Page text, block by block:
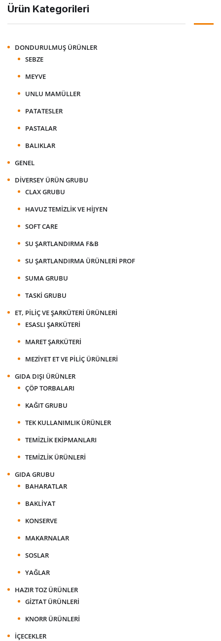
Ürün Kategorileri
DONDURULMUŞ ÜRÜNLER
SEBZE
MEYVE
UNLU MAMÜLLER
PATATESLER
PASTALAR
BALIKLAR
GENEL
DIVERSEY ÜRÜN GRUBU
CLAX GRUBU
HAVUZ TEMIZLIK VE HIJYEN
SOFT CARE
SU ŞARTLANDIRMA F&B
SU ŞARTLANDIRMA ÜRÜNLERI PROF
SUMA GRUBU
TASKI GRUBU
ET, PILIÇ VE ŞARKÜTERI ÜRÜNLERI
ESASLI ŞARKÜTERI
MARET ŞARKÜTERI
MEZIYET ET VE PILIÇ ÜRÜNLERI
GIDA DIŞI ÜRÜNLER
ÇÖP TORBALARI
KAĞIT GRUBU
TEK KULLANIMLIK ÜRÜNLER
TEMIZLIK EKIPMANLARI
TEMIZLIK ÜRÜNLERI
GIDA GRUBU
BAHARATLAR
BAKLIYAT
KONSERVE
MAKARNALAR
SOSLAR
YAĞLAR
HAZIR TOZ ÜRÜNLER
GIZTAT ÜRÜNLERI
KNORR ÜRÜNLERI
İÇECEKLER